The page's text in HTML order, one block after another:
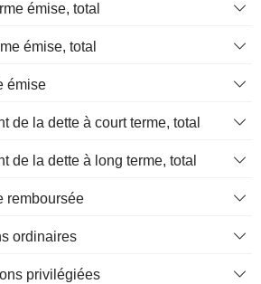
émise, total
émise, total
émise
de la dette à court terme, total
de la dette à long terme, total
remboursée
ordinaires
privilégiées